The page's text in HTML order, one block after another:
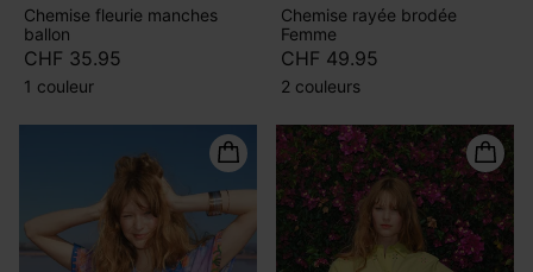
Chemise fleurie manches
ballon
CHF 35.95
1 couleur
Chemise rayée brodée
Femme
CHF 49.95
2 couleurs